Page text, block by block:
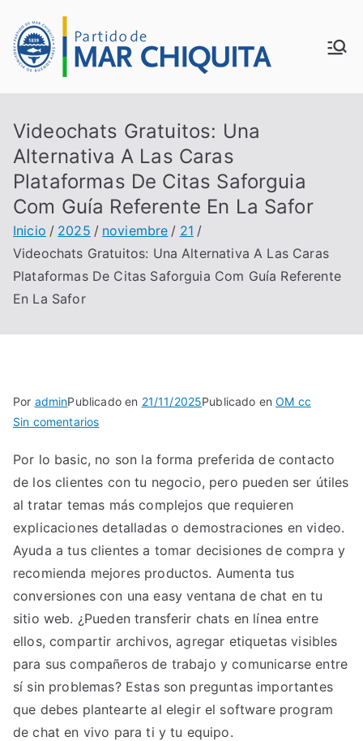
contenido
MUN
AD
MAR
TA
Videochats Gratuitos: Una
Alternativa A Las Caras
Plataformas De Citas Saforguia
Com Guía Referente En La Safor
Inicio 2025 noviembre
21
Videochats Gratuitos: Una Alternativa A Las Caras
Plataformas De Citas Saforguia Com Guía Referente
En La Safor
Por adminPublicado en 21/11/2025Publicado enOM cc
Sin comentariosen
Gratuitos:
Una
Alternativa
A
Las
Plataformas
De
Citas
Saforguia
Com
Guía
Referente
Por lo basic, no son la forma preferida de contacto
de los clientes con tu negocio, pero pueden ser útiles
al tratar temas más complejos que requieren
explicaciones detalladas o demostraciones en video.
Ayuda a tus clientes a tomar decisiones de compra y
recomienda mejores productos. Aumenta tus
conversiones con una easy ventana de chat en tu
sitio web. ¿Pueden transferir chats en línea entre
ellos, compartir archivos, agregar etiquetas visibles
para sus compañeros de trabajo y comunicarse entre
sí sin problemas? Estas son preguntas importantes
que debes plantearte al elegir el software program
de chat en vivo para ti y tu equipo.